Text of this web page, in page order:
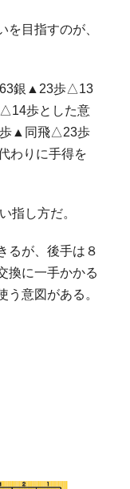
を目指すのが、
銀▲23歩△13
歩とした意
▲同飛△23歩
わりに手得を
指し方だ。
るが、後手は８
換に一手かかる
意図がある。